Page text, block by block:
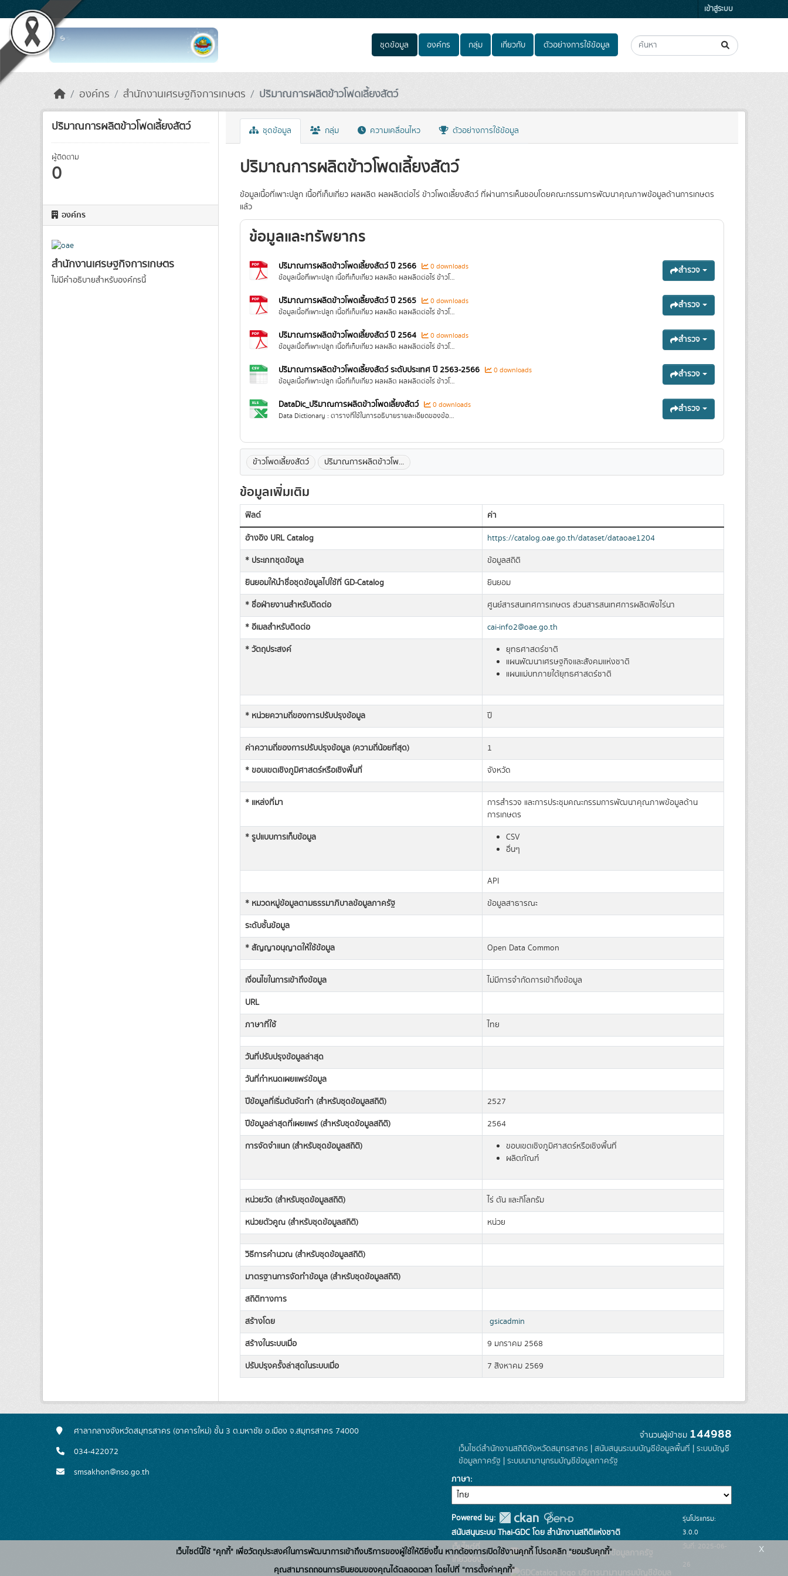
Skip to main content เข้าสู่ระบบ
ชุดข้อมูล องค์กร กลุ่ม เกี่ยวกับ ตัวอย่างการใช้ข้อมูล
องค์กร สำนักงานเศรษฐกิจการเกษตร ปริมาณการผลิตข้าวโพดเลี้ยงสัตว์
ปริมาณการผลิตข้าวโพดเลี้ยงสัตว์
ผู้ติดตาม
0
องค์กร
สำนักงานเศรษฐกิจการเกษตร
ไม่มีคำอธิบายสำหรับองค์กรนี้
ชุดข้อมูล กลุ่ม ความเคลื่อนไหว ตัวอย่างการใช้ข้อมูล
ปริมาณการผลิตข้าวโพดเลี้ยงสัตว์
ข้อมูลเนื้อที่เพาะปลูก เนื้อที่เก็บเกี่ยว ผลผลิต ผลผลิตต่อไร่ ข้าวโพดเลี้ยงสัตว์ ที่ผ่านการเห็นชอบโดยคณะกรรมการพัฒนาคุณภาพข้อมูลด้านการเกษตร
แล้ว
ข้อมูลและทรัพยากร
ปริมาณการผลิตข้าวโพดเลี้ยงสัตว์ ปี 2566
0 downloads
ข้อมูลเนื้อที่เพาะปลูก เนื้อที่เก็บเกี่ยว ผลผลิต ผลผลิตต่อไร่ ข้าวโพดเลี้ยงสัตว์ ที่ผ่านการเห็นชอบโดยคณะกรรมการพัฒนาคุณภาพข้อมูลด้านการเกษตรแล้ว
สำรวจ
ปริมาณการผลิตข้าวโพดเลี้ยงสัตว์ ปี 2565
0 downloads
ข้อมูลเนื้อที่เพาะปลูก เนื้อที่เก็บเกี่ยว ผลผลิต ผลผลิตต่อไร่ ข้าวโพดเลี้ยงสัตว์ ที่ผ่านการเห็นชอบโดยคณะกรรมการพัฒนาคุณภาพข้อมูลด้านการเกษตรแล้ว
สำรวจ
ปริมาณการผลิตข้าวโพดเลี้ยงสัตว์ ปี 2564
0 downloads
ข้อมูลเนื้อที่เพาะปลูก เนื้อที่เก็บเกี่ยว ผลผลิต ผลผลิตต่อไร่ ข้าวโพดเลี้ยงสัตว์ ที่ผ่านการเห็นชอบโดยคณะกรรมการพัฒนาคุณภาพข้อมูลด้านการเกษตรแล้ว
สำรวจ
ปริมาณการผลิตข้าวโพดเลี้ยงสัตว์ ระดับประเทศ ปี 2563-2566
0 downloads
ข้อมูลเนื้อที่เพาะปลูก เนื้อที่เก็บเกี่ยว ผลผลิต ผลผลิตต่อไร่ ข้าวโพดเลี้ยงสัตว์ ที่ผ่านการเห็นชอบโดยคณะกรรมการพัฒนาคุณภาพข้อมูลด้านการเกษตรแล้ว
สำรวจ
DataDic_ปริมาณการผลิตข้าวโพดเลี้ยงสัตว์
0 downloads
Data Dictionary : ตารางที่ใช้ในการอธิบายรายละเอียดของข้อมูลในชุดข้อมูลปริมาณการผลิตข้าวโพดเลี้ยงสัต
สำรวจ
ข้าวโพดเลี้ยงสัตว์ ปริมาณการผลิตข้าวโพ...
ข้อมูลเพิ่มเติม
ฟิลด์
ค่า
อ้างอิง URL Catalog
https://catalog.oae.go.th/dataset/dataoae1204
* ประเภทชุดข้อมูล
ข้อมูลสถิติ
ยินยอมให้นำชื่อชุดข้อมูลไปใช้ที่ GD-Catalog
ยินยอม
* ชื่อฝ่ายงานสำหรับติดต่อ
ศูนย์สารสนเทศการเกษตร ส่วนสารสนเทศการผลิตพืชไร่นา
* อีเมลสำหรับติดต่อ
cai-info2@oae.go.th
* วัตถุประสงค์
ยุทธศาสตร์ชาติ
แผนพัฒนาเศรษฐกิจและสังคมแห่งชาติ
แผนแม่บทภายใต้ยุทธศาสตร์ชาติ
* หน่วยความถี่ของการปรับปรุงข้อมูล ปี
ค่าความถี่ของการปรับปรุงข้อมูล (ความถี่น้อยที่สุด)
1
* ขอบเขตเชิงภูมิศาสตร์หรือเชิงพื้นที่
จังหวัด
* แหล่งที่มา
การสำรวจ และการประชุมคณะกรรมการพัฒนาคุณภาพข้อมูลด้าน
การเกษตร
* รูปแบบการเก็บข้อมูล
CSV
อื่นๆ
API
* หมวดหมู่ข้อมูลตามธรรมาภิบาลข้อมูลภาครัฐ
ข้อมูลสาธารณะ
ระดับชั้นข้อมูล
* สัญญาอนุญาตให้ใช้ข้อมูล
Open Data Common
เงื่อนไขในการเข้าถึงข้อมูล
ไม่มีการจำกัดการเข้าถึงข้อมูล
URL
ภาษาที่ใช้
ไทย
วันที่ปรับปรุงข้อมูลล่าสุด
วันที่กำหนดเผยแพร่ข้อมูล
ปีข้อมูลที่เริ่มต้นจัดทำ (สำหรับชุดข้อมูลสถิติ)
2527
ปีข้อมูลล่าสุดที่เผยแพร่ (สำหรับชุดข้อมูลสถิติ)
2564
การจัดจำแนก (สำหรับชุดข้อมูลสถิติ)
ขอบเขตเชิงภูมิศาสตร์หรือเชิงพื้นที่
ผลิตภัณฑ์
หน่วยวัด (สำหรับชุดข้อมูลสถิติ)
ไร่ ตัน และกิโลกรัม
หน่วยตัวคูณ (สำหรับชุดข้อมูลสถิติ)
หน่วย
วิธีการคำนวณ (สำหรับชุดข้อมูลสถิติ)
มาตรฐานการจัดทำข้อมูล (สำหรับชุดข้อมูลสถิติ)
สถิติทางการ
สร้างโดย
gsicadmin
สร้างในระบบเมื่อ
9 มกราคม 2568
ปรับปรุงครั้งล่าสุดในระบบเมื่อ
7 สิงหาคม 2569
ศาลากลางจังหวัดสมุทรสาคร (อาคารใหม่) ชั้น 3 ต.มหาชัย อ.เมือง จ.สมุทรสาคร 74000
034-422072
smsakhon@nso.go.th
จำนวนผู้เข้าชม 144988
เว็บไซต์สำนักงานสถิติจังหวัดสมุทรสาคร | สนับสนุนระบบบัญชีข้อมูลพื้นที่ | ระบบบัญชี
ข้อมูลภาครัฐ | ระบบนามานุกรมบัญชีข้อมูลภาครัฐ
ภาษา
Powered by:
สนับสนุนระบบ Thai-GDC โดย สำนักงานสถิติแห่งชาติ
เว็บไซต์ที่
เกี่ยวข้อง:
ระบบบัญชีข้อมูลภาครัฐ
รุ่นโปรแกรม:
3.0.0
วันที่: 2025-06-
26
เว็บไซต์นี้ใช้ "คุกกี้" เพื่อวัตถุประสงค์ในการพัฒนาการเข้าถึงบริการของผู้ใช้ให้ดียิ่งขึ้น หากต้องการเปิดใช้งานคุกกี้ โปรดคลิก "ยอมรับคุกกี้"
คุณสามารถถอนการยินยอมของคุณได้ตลอดเวลา โดยไปที่ "การตั้งค่าคุกกี้"
x